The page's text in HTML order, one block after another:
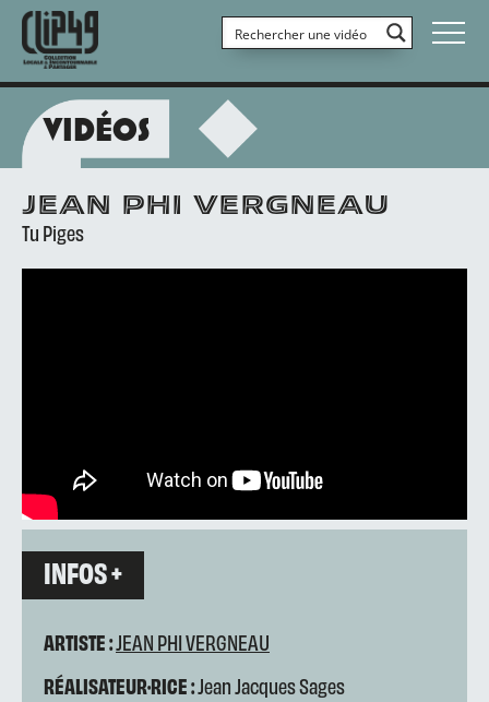
VIDÉOS
JEAN PHI VERGNEAU
Tu Piges
INFOS +
ARTISTE : JEAN PHI VERGNEAU
RÉALISATEUR·RICE :Jean Jacques Sages